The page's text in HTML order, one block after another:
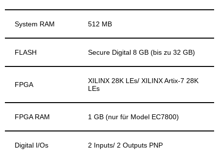
System RAM 512 MB
FLASH Secure Digital 8 GB (bis zu 32 GB)
FPGA
XILINX 28K LEs/ XILINX Artix-7 28K
LEs
FPGA RAM 1 GB (nur für Model EC7800)
Digital I/Os 2 Inputs/ 2 Outputs PNP